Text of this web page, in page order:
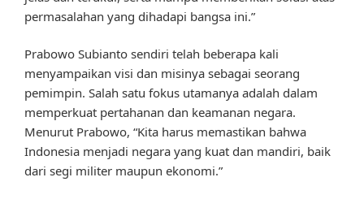
permasalahan yang dihadapi bangsa ini.”
Prabowo Subianto sendiri telah beberapa kali
menyampaikan visi dan misinya sebagai seorang
pemimpin. Salah satu fokus utamanya adalah dalam
memperkuat pertahanan dan keamanan negara.
Menurut Prabowo, “Kita harus memastikan bahwa
Indonesia menjadi negara yang kuat dan mandiri, baik
dari segi militer maupun ekonomi.”